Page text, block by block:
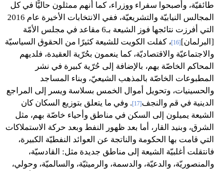
طائفيّة، وأصبحوا سفراء ووزراء، كما أنهم ممثلون حاليًّا في كل
المجالس النيابيّة والتشريعيّة، ففي الانتخابات الأخيرة عام 2016
التي أفرزت نتائجها فوز الشيعة بـ6 مقاعد في مجلس الأمّة
[البرلمان] [16]
، كفلت الكويت للشيعة كثيرًا من الحقوق السياسيّة
والاجتماعيّة والاقتصاديّة، كما ينعمون بحُرّية العقيدة، فلديهم
المحاكم الخاصّة بهم، بالإضافة إلى حُرّية كبيرة في نشر
المطبوعات الخاصّة بالمذهب الشيعيّ، وبناء المساجد
والحسينيات، وتحويل أموال الخمس بسلاسة ويسر إلى المراجع
الدينية في قم والنجف [17]
. وفي ما يتعلق بتوزيع السكان كان
الشيعة يميلون إلى السكن في مناطق وأحياء خاصّة بهم، مثل
الشرق، وبنيد القار، أما بعد ظهور النفط وبعد حركة الاستملاكات
التي قامت بها الحكومة والناتجة عن العوائد النفطيّة الكبيرة،
فانتقلت أغلبيّة الشيعة إلى مناطق جديدة مثل: القادسيّة،
والمنصوريّة، والدعيّة، والدسمة، والرميثيّة، والسالميّة، وحولي،